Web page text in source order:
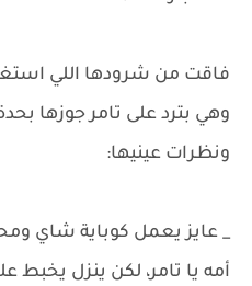
فاقت من شرودها اللي
وهي بترد على تامر جوزها
ونظرات عينيها:
_ عايز يعمل كوباية شاي